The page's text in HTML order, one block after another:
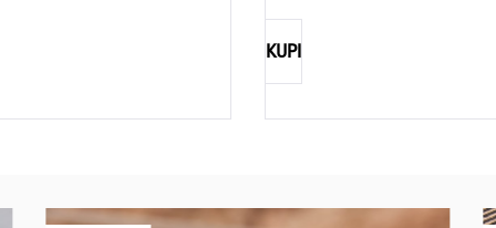
KUPI